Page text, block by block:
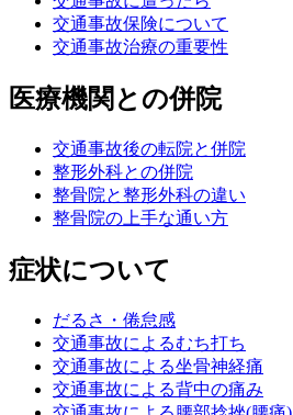
交通事故保険について
交通事故治療の重要性
医療機関との併院
交通事故後の転院と併院
整形外科との併院
整骨院と整形外科の違い
整骨院の上手な通い方
症状について
だるさ・倦怠感
交通事故によるむち打ち
交通事故による坐骨神経痛
交通事故による背中の痛み